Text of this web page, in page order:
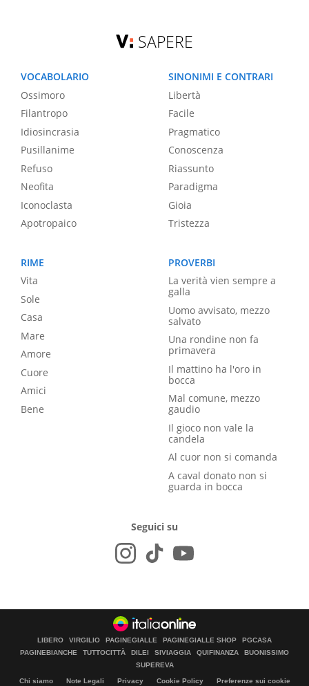
SAPERE
VOCABOLARIO
Ossimoro
Filantropo
Idiosincrasia
Pusillanime
Refuso
Neofita
Iconoclasta
Apotropaico
SINONIMI E CONTRARI
Libertà
Facile
Pragmatico
Conoscenza
Riassunto
Paradigma
Gioia
Tristezza
RIME
Vita
Sole
Casa
Mare
Amore
Cuore
Amici
Bene
PROVERBI
La verità vien sempre a
galla
Uomo avvisato, mezzo
salvato
Una rondine non fa
primavera
Il mattino ha l'oro in
bocca
Mal comune, mezzo
gaudio
Il gioco non vale la
candela
Al cuor non si comanda
A caval donato non si
guarda in bocca
Seguici su
LIBERO VIRGILIO PAGINEGIALLE PAGINEGIALLE SHOP
PGCASA
PAGINEBIANCHE
TUTTOCITTÀ DILEI SIVIAGGIA QUIFINANZA
BUONISSIMO
SUPEREVA
Chi siamo Note Legali Privacy Cookie Policy Preferenze sui cookie